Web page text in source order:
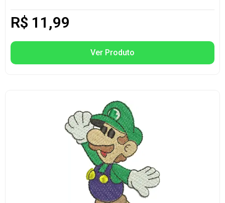
R$ 11,99
Ver Produto